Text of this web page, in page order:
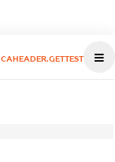
CAHEADER.GETTEST